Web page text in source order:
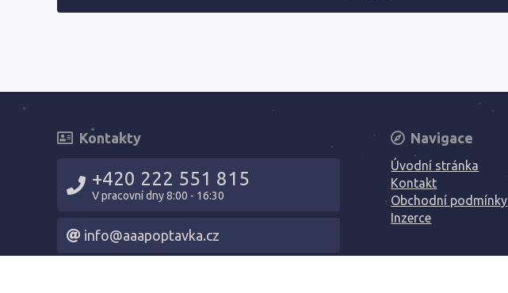
Kontakty
+420 222 551 815
V pracovní dny 8:00 - 16:30
info@aaapoptavka.cz
Navigace
Úvodní stránka
Kontakt
Obchodní podmínky
Inzerce